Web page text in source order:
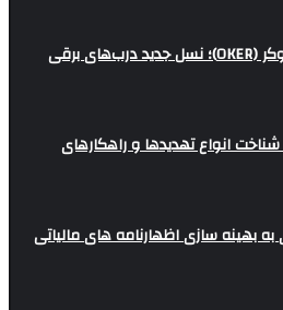
معرفی کرکره فولادی اوکر (OKER)؛ نسل جدید درب‌های برقی
انواع تهدیدها و راهکارهای
بهینه سازی اظهارنامه های مالیاتی